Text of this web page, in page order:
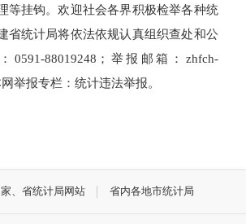
等挂钩。欢迎社会各界积极检举各种统
省统计局将依法依规认真组织查处和公
0591-88019248；举报邮箱：zhfch-
举报专栏：统计违法举报。
家、省统计局网站 省内各地市统计局